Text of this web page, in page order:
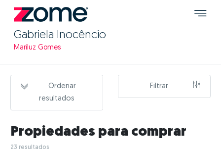
Gabriela Inocêncio
Mariluz Gomes
Ordenar
resultados
Filtrar
Propiedades para comprar
23 resultados